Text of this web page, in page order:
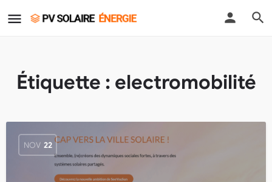
Étiquette : electromobilité
NOV 22